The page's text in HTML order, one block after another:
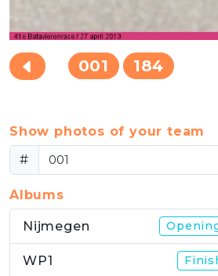
001 184
Show photos of your team
#
Albums
Nijmegen
WP1